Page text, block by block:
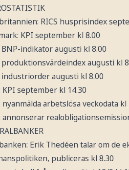
RICS husprisindex
KPI september kl 8.00
BNP-indikator augusti kl 8.00
produktionsvärdeindex augusti kl
industriorder augusti kl 8.00
KPI september kl 14.30
nyanmälda arbetslösa veckodata kl
annonserar
Erik Thedéen talar om de
publiceras kl 8.30